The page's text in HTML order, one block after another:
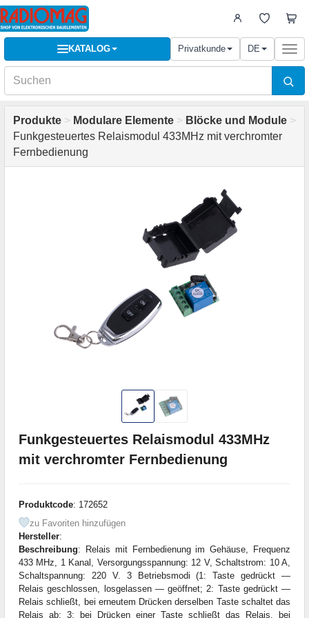
KATALOG Privatkunde DE
Produkte > Modulare Elemente > Blöcke und Module >
Funkgesteuertes Relaismodul 433MHz mit verchromter
Fernbedienung
Funkgesteuertes Relaismodul 433MHz
mit verchromter Fernbedienung
Produktcode: 172652
zu Favoriten hinzufügen
Hersteller:
Beschreibung: Relais mit Fernbedienung im Gehäuse, Frequenz
433 MHz, 1 Kanal, Versorgungsspannung: 12 V, Schaltstrom: 10 A,
Schaltspannung: 220 V. 3 Betriebsmodi (1: Taste gedrückt —
Relais geschlossen, losgelassen — geöffnet; 2: Taste gedrückt —
Relais schließt, bei erneutem Drücken derselben Taste schaltet das
Relais ab; 3: bei Drücken einer Taste schließt das Relais, bei